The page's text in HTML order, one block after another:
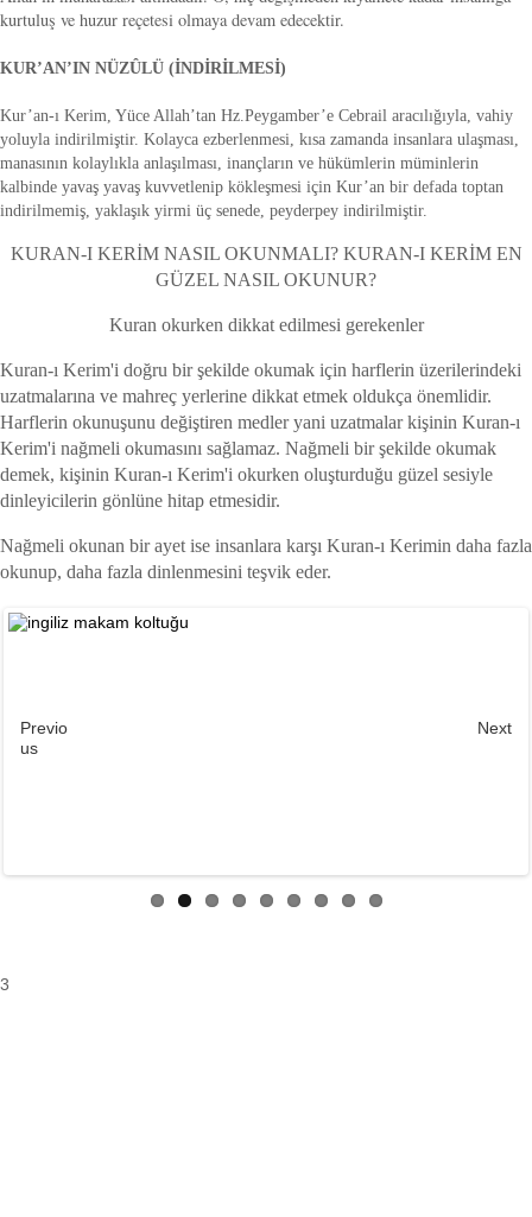
kurtuluş ve huzur reçetesi olmaya devam edecektir.
KUR’AN’IN NÜZÛLÜ (İNDİRİLMESİ)
Kur’an-ı Kerim, Yüce Allah’tan Hz.Peygamber’e Cebrail aracılığıyla, vahiy
yoluyla indirilmiştir. Kolayca ezberlenmesi, kısa zamanda insanlara ulaşması,
manasının kolaylıkla anlaşılması, inançların ve hükümlerin müminlerin
kalbinde yavaş yavaş kuvvetlenip kökleşmesi için Kur’an bir defada toptan
indirilmemiş, yaklaşık yirmi üç senede, peyderpey indirilmiştir.
KURAN-I KERİM NASIL OKUNMALI? KURAN-I KERİM EN
GÜZEL NASIL OKUNUR?
Kuran okurken dikkat edilmesi gerekenler
Kuran-ı Kerim'i doğru bir şekilde okumak için harflerin üzerilerindeki
uzatmalarına ve mahreç yerlerine dikkat etmek oldukça önemlidir.
Harflerin okunuşunu değiştiren medler yani uzatmalar kişinin Kuran-ı
Kerim'i nağmeli okumasını sağlamaz. Nağmeli bir şekilde okumak
demek, kişinin Kuran-ı Kerim'i okurken oluşturduğu güzel sesiyle
dinleyicilerin gönlüne hitap etmesidir.
Nağmeli okunan bir ayet ise insanlara karşı Kuran-ı Kerimin daha fazla
okunup, daha fazla dinlenmesini teşvik eder.
Previo
us
Next
3